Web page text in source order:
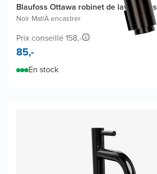
Blaufoss Ottawa robinet de lave-mains
Noir Mat|À encastrer
Prix conseillé 158,-
85,-
En stock